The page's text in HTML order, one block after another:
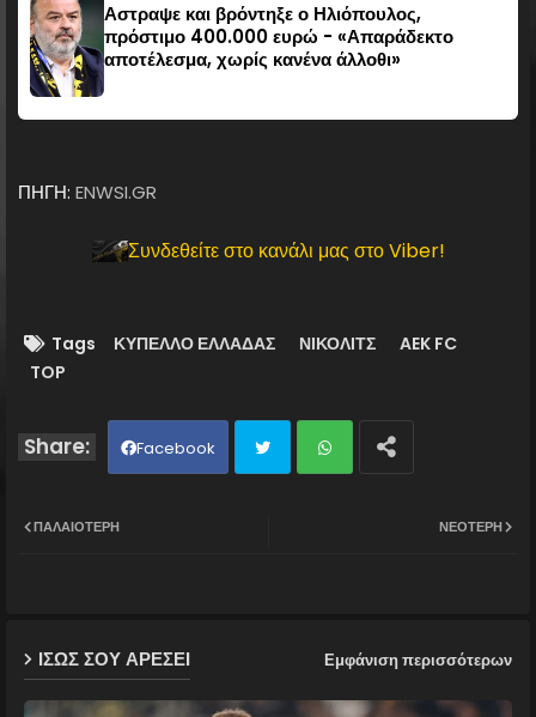
Αστραψε και βρόντηξε ο Ηλιόπουλος,
πρόστιμο 400.000 ευρώ - «Απαράδεκτο
αποτέλεσμα, χωρίς κανένα άλλοθι»
ΠΗΓΗ: ENWSI.GR
Συνδεθείτε στο κανάλι μας στο Viber!
Tags ΚΥΠΕΛΛΟ ΕΛΛΑΔΑΣ ΝΙΚΟΛΙΤΣ
AEK FC
TOP
Facebook
p
ΝΕΌΤΕΡΗ
ΠΑΛΑΙΌΤΕΡΗ
ΙΣΩΣ ΣΟΥ ΑΡΕΣΕΙ Εμφάνιση περισσότερων